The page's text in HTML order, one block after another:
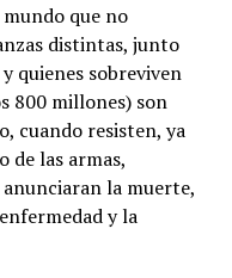
que no
distintas, junto
quienes sobreviven
800 millones) son
cuando resisten, ya
de las armas,
la muerte,
y la